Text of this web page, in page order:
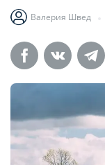
Валерия Швед